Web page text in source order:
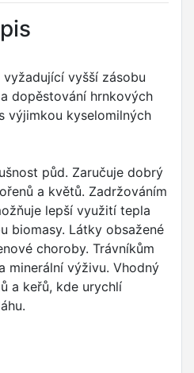
vyšší zásobu
dopěstování hrnkových
výjimkou kyselomilných
půd. Zaručuje dobrý
a květů. Zadržováním
lepší využití tepla
biomasy. Látky obsažené
choroby. Trávníkům
minerální výživu. Vhodný
a keřů, kde urychlí